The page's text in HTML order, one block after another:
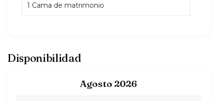
1 Cama de matrimonio
Disponibilidad
Agosto 2026